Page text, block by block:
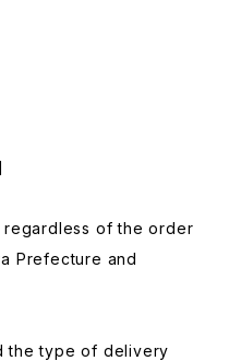
of the order
Prefecture and
the type of delivery